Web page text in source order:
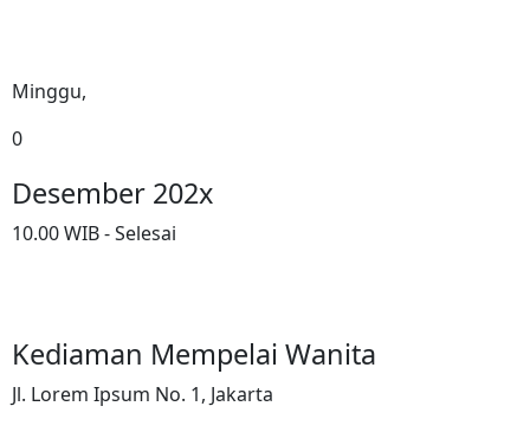
Minggu,
0
Desember 202x
10.00 WIB - Selesai
Kediaman Mempelai Wanita
Jl. Lorem Ipsum No. 1, Jakarta